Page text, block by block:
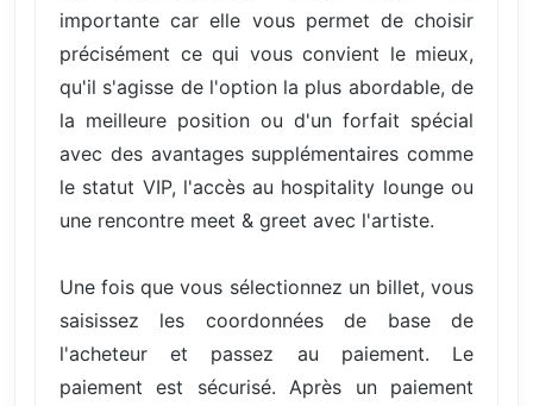
importante car elle vous permet de choisir
précisément ce qui vous convient le mieux,
qu'il s'agisse de l'option la plus abordable, de
la meilleure position ou d'un forfait spécial
avec des avantages supplémentaires comme
le statut VIP, l'accès au hospitality lounge ou
une rencontre meet & greet avec l'artiste.
Une fois que vous sélectionnez un billet, vous
saisissez les coordonnées de base de
l'acheteur et passez au paiement. Le
paiement est sécurisé. Après un paiement